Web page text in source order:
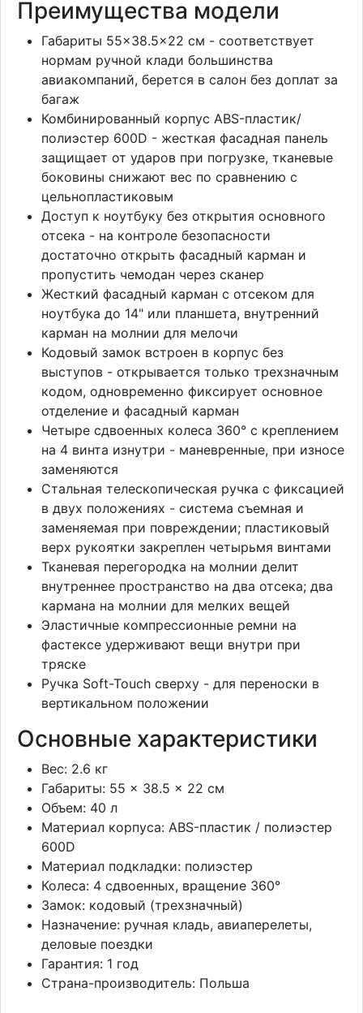
Преимущества модели
Габариты 55×38.5×22 см - соответствует
нормам ручной клади большинства
авиакомпаний, берется в салон без доплат за
багаж
Комбинированный корпус ABS-пластик/
полиэстер 600D - жесткая фасадная панель
защищает от ударов при погрузке, тканевые
боковины снижают вес по сравнению с
цельнопластиковым
Доступ к ноутбуку без открытия основного
отсека - на контроле безопасности
достаточно открыть фасадный карман и
пропустить чемодан через сканер
Жесткий фасадный карман с отсеком для
ноутбука до 14" или планшета, внутренний
карман на молнии для мелочи
Кодовый замок встроен в корпус без
выступов - открывается только трехзначным
кодом, одновременно фиксирует основное
отделение и фасадный карман
Четыре сдвоенных колеса 360° с креплением
на 4 винта изнутри - маневренные, при износе
заменяются
Стальная телескопическая ручка с фиксацией
в двух положениях - система съемная и
заменяемая при повреждении; пластиковый
верх рукоятки закреплен четырьмя винтами
Тканевая перегородка на молнии делит
внутреннее пространство на два отсека; два
кармана на молнии для мелких вещей
Эластичные компрессионные ремни на
фастексе удерживают вещи внутри при
тряске
Ручка Soft-Touch сверху - для переноски в
вертикальном положении
Основные характеристики
Вес: 2.6 кг
Габариты: 55 × 38.5 × 22 см
Объем: 40 л
Материал корпуса: ABS-пластик / полиэстер
600D
Материал подкладки: полиэстер
Колеса: 4 сдвоенных, вращение 360°
Замок: кодовый (трехзначный)
Назначение: ручная кладь, авиаперелеты,
деловые поездки
Гарантия: 1 год
Страна-производитель: Польша